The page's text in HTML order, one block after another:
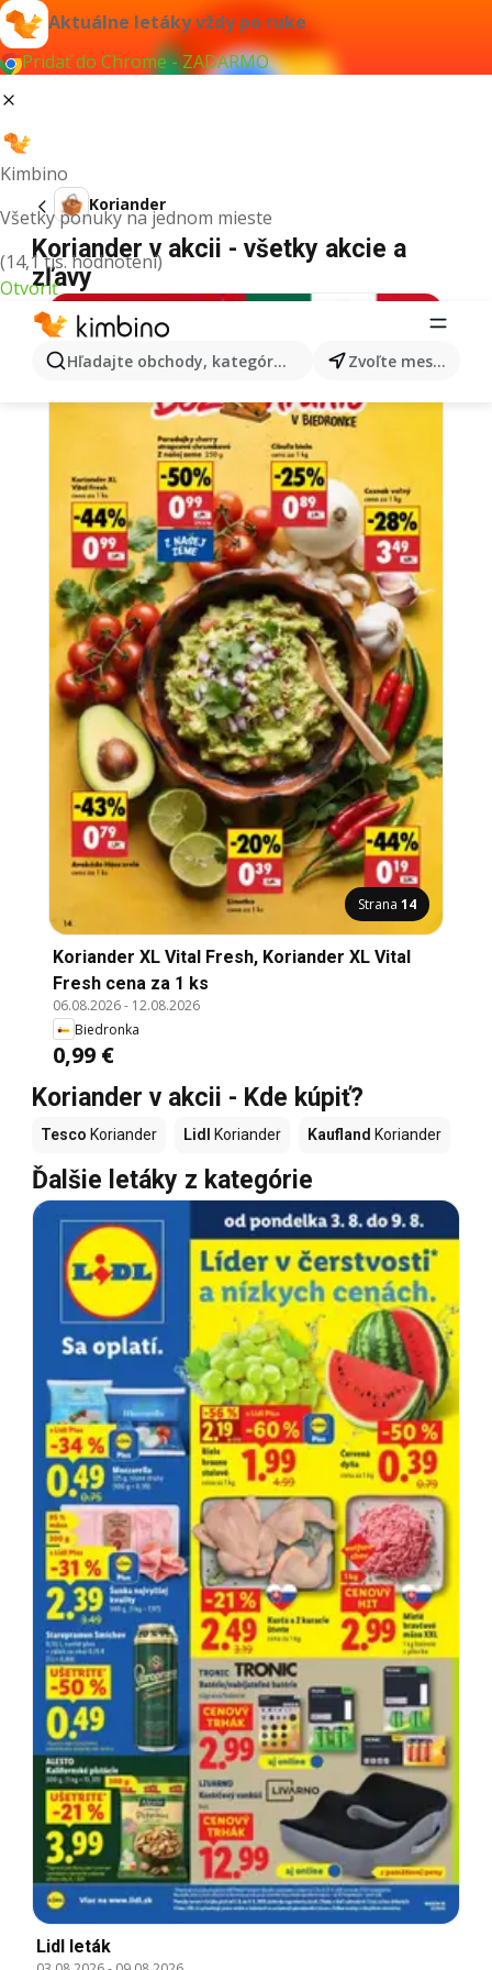
Aktuálne letáky vždy po ruke
Pridať do Chrome - ZADARMO
Kimbino
Všetky ponuky na jednom mieste
(14,1 tis. hodnotení)
Otvoriť
Hľadajte obchody, kategórie, produkty... Zvoľte mesto
Koriander
Koriander v akcii - všetky akcie a
zľavy
Strana 14
Koriander XL Vital Fresh, Koriander XL Vital
Fresh cena za 1 ks
06.08.2026- 12.08.2026
Biedronka
0,99 €
Koriander v akcii - Kde kúpiť?
Tesco Koriander Lidl Koriander Kaufland Koriander
Ďalšie letáky z kategórie
Lidl leták